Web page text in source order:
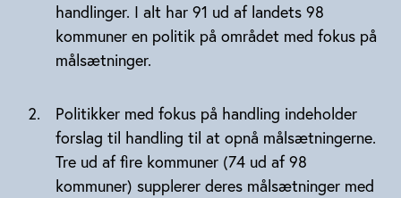
handlinger. I alt har 91 ud af landets 98
kommuner en politik på området med fokus på
målsætninger.
Politikker med fokus på handling indeholder
forslag til handling til at opnå målsætningerne.
Tre ud af fire kommuner (74 ud af 98
kommuner) supplerer deres målsætninger med